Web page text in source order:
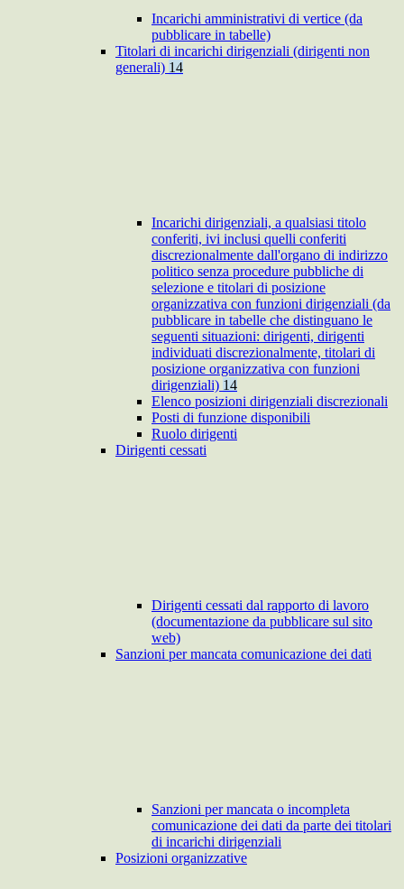
Incarichi amministrativi di vertice (da
pubblicare in tabelle)
Titolari di incarichi dirigenziali (dirigenti non
generali) 14
Incarichi dirigenziali, a qualsiasi titolo
conferiti, ivi inclusi quelli conferiti
discrezionalmente dall'organo di indirizzo
politico senza procedure pubbliche di
selezione e titolari di posizione
organizzativa con funzioni dirigenziali (da
pubblicare in tabelle che distinguano le
seguenti situazioni: dirigenti, dirigenti
individuati discrezionalmente, titolari di
posizione organizzativa con funzioni
dirigenziali) 14
Elenco posizioni dirigenziali discrezionali
Posti di funzione disponibili
Ruolo dirigenti
Dirigenti cessati
Dirigenti cessati dal rapporto di lavoro
(documentazione da pubblicare sul sito
web)
Sanzioni per mancata comunicazione dei dati
Sanzioni per mancata o incompleta
comunicazione dei dati da parte dei titolari
di incarichi dirigenziali
Posizioni organizzative